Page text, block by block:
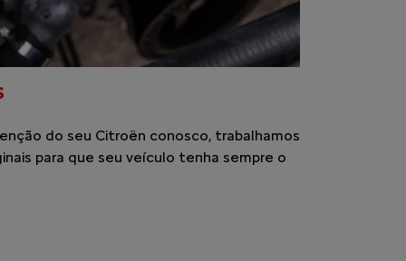
do seu Citroën conosco, trabalhamos
para que seu veículo tenha sempre o